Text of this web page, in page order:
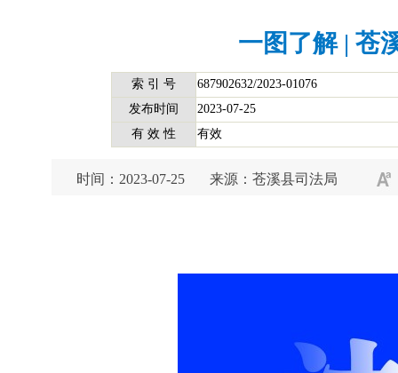
一图了解 | 苍
索 引 号
687902632/2023-01076
发布时间
2023-07-25
有 效 性
有效
时间：2023-07-25 来源：苍溪县司法局